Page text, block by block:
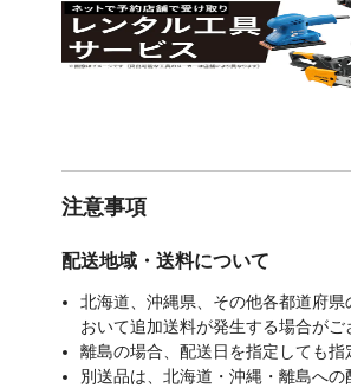
注意事項
配送地域・送料について
北海道、沖縄県、その他各都道府
おいて追加送料が発生する場合がご
離島の場合、配送日を指定しても指
別送品は、北海道・沖縄・離島への